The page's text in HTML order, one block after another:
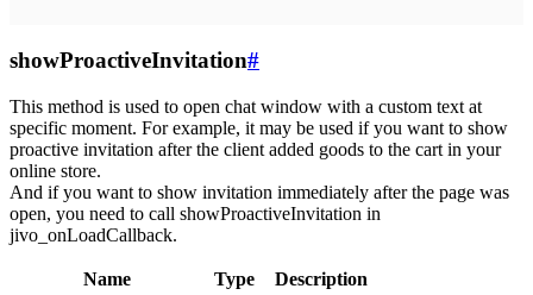
showProactiveInvitation#
This method is used to open chat window with a custom text at
specific moment. For example, it may be used if you want to show
proactive invitation after the client added goods to the cart in your
online store.
And if you want to show invitation immediately after the page was
open, you need to call showProactiveInvitation in
jivo_onLoadCallback.
Name Type
Description